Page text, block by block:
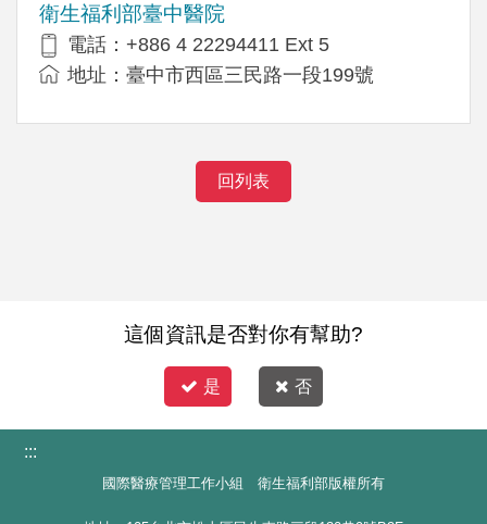
衛生福利部臺中醫院
電話：+886 4 22294411 Ext 5
地址：臺中市西區三民路一段199號
回列表
這個資訊是否對你有幫助?
是 否
:::
國際醫療管理工作小組 衛生福利部版權所有